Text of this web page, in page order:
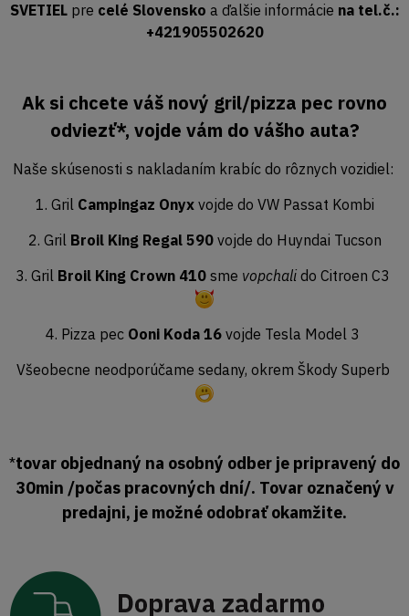
SVETIEL pre celé Slovensko a ďalšie informácie na tel.č.:
+421905502620
Ak si chcete váš nový gril/pizza pec rovno
odviezť*, vojde vám do vášho auta?
Naše skúsenosti s nakladaním krabíc do rôznych vozidiel:
1. Gril Campingaz Onyx vojde do VW Passat Kombi
2. Gril Broil King Regal 590vojde do Huyndai Tucson
3. Gril Broil King Crown 410 sme vopchali do Citroen C3
4. Pizza pec Ooni Koda 16 vojde Tesla Model 3
Všeobecne neodporúčame sedany, okrem Škody Superb
*tovar objednaný na osobný odber je pripravený do
30min /počas pracovných dní/. Tovar označený v
predajni, je možné odobrať okamžite.